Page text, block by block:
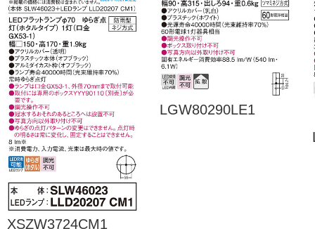
XSZW3724CM1
LGW80290LE1